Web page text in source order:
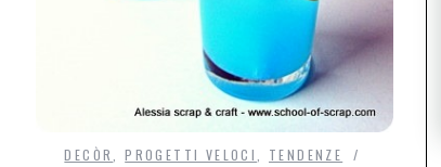
DECÒR ,PROGETTI VELOCI
TENDENZE